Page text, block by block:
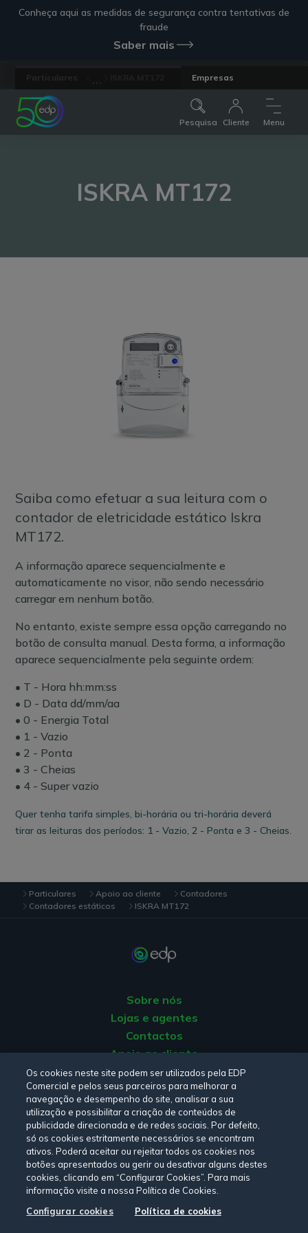
Conheça aqui as medidas de segurança contra tentativas de
fraude
Saber mais
Empresas
Pesquisa Cliente Menu
ISKRA MT172
Saiba como efetuar a sua leitura com o
contador de eletricidade estático Iskra
MT172.
A informação aparece sequencialmente e
automaticamente no visor, não sendo necessário
carregar em nenhum botão.
No entanto, existe sempre essa opção carregando no
botão de consulta manual. Desta forma, a informação
aparece sequencialmente pela seguinte ordem:
• T - Hora hh:mm:ss
• D - Data dd/mm/aa
• 0 - Energia Total
• 1 - Vazio
• 2 - Ponta
• 3 - Cheias
• 4 - Super vazio
Quer tenha tarifa simples, bi-horária ou tri-horária deverá
tirar as leituras dos períodos: 1 - Vazio, 2 - Ponta e 3 - Cheias.
Particulares Apoio ao cliente
Contadores
Contadores estáticos
ISKRA MT172
Sobre nós
Lojas e agentes
Contactos
Apoio ao cliente
Origem da energia
Livro de reclamações
Consulte a nossa Política de privacidade, Política de cookies
Termos e CondiçõeseDeclaração de Acessibilidade.
Siga-nos:
Os cookies neste site podem ser utilizados pela EDP
Comercial e pelos seus parceiros para melhorar a
navegação e desempenho do site, analisar a sua
utilização e possibilitar a criação de conteúdos de
publicidade direcionada e de redes sociais. Por defeito,
só os cookies estritamente necessários se encontram
ativos. Poderá aceitar ou rejeitar todos os cookies nos
botões apresentados ou gerir ou desativar alguns destes
cookies, clicando em “Configurar Cookies”. Para mais
informação visite a nossa Política de Cookies.
Configurar cookies
Política de cookies